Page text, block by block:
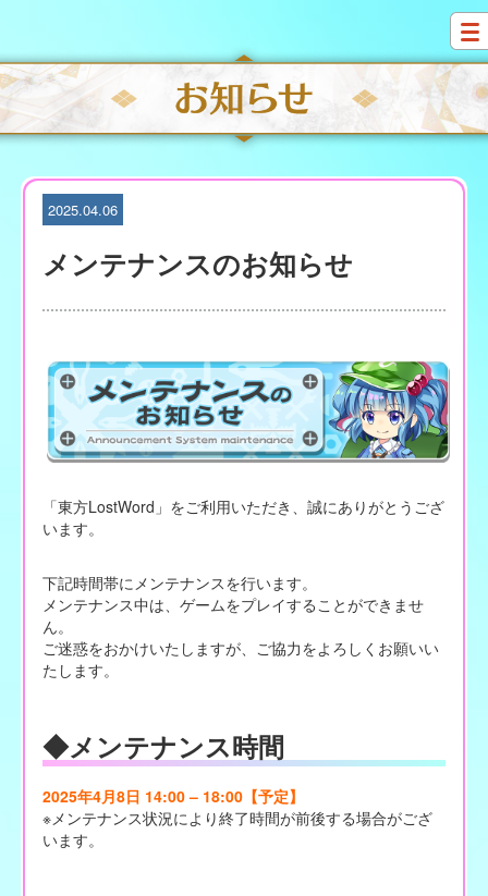
i
p
t
o
c
2025.04.06
メンテナンスのお知らせ
「東方LostWord」をご利用いただき、誠にありがとうござ
います。
下記時間帯にメンテナンスを行います。
メンテナンス中は、ゲームをプレイすることができませ
ん。
ご迷惑をおかけいたしますが、ご協力をよろしくお願いい
たします。
◆メンテナンス時間
2025年4月8日 14:00 – 18:00【予定】
※メンテナンス状況により終了時間が前後する場合がござ
います。